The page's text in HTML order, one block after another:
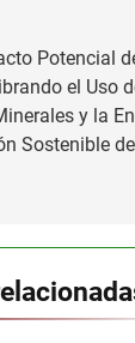
Potencial
el Uso
y la
Sostenible